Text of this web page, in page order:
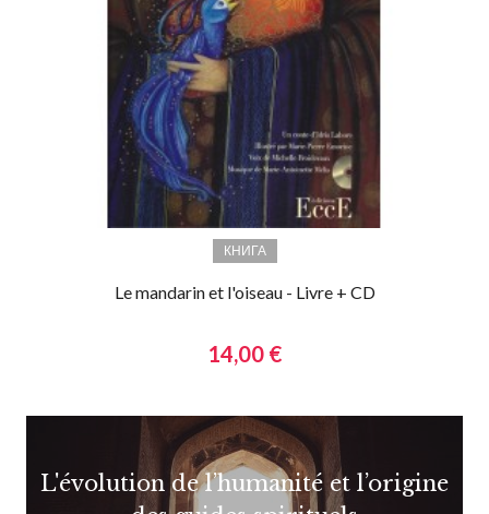
КНИГА
Le mandarin et l'oiseau - Livre + CD
14,00 €
L'évolution de l’humanité et l’origine